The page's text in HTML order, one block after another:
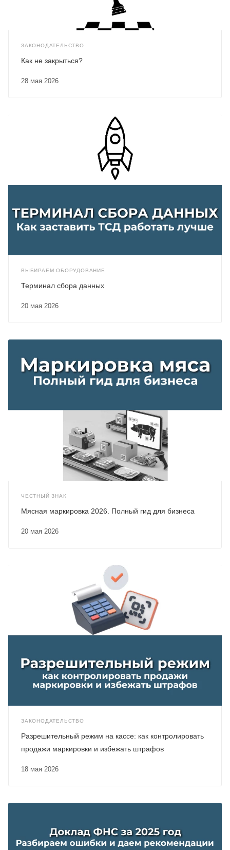
ЗАКОНОДАТЕЛЬСТВО
28 мая 2026
Как не закрыться?
ВЫБИРАЕМ ОБОРУДОВАНИЕ
20 мая 2026
Терминал сбора данных
ЧЕСТНЫЙ ЗНАК
20 мая 2026
Мясная маркировка 2026. Полный гид для бизнеса
ЗАКОНОДАТЕЛЬСТВО
18 мая 2026
Разрешительный режим на кассе: как контролировать
продажи маркировки и избежать штрафов